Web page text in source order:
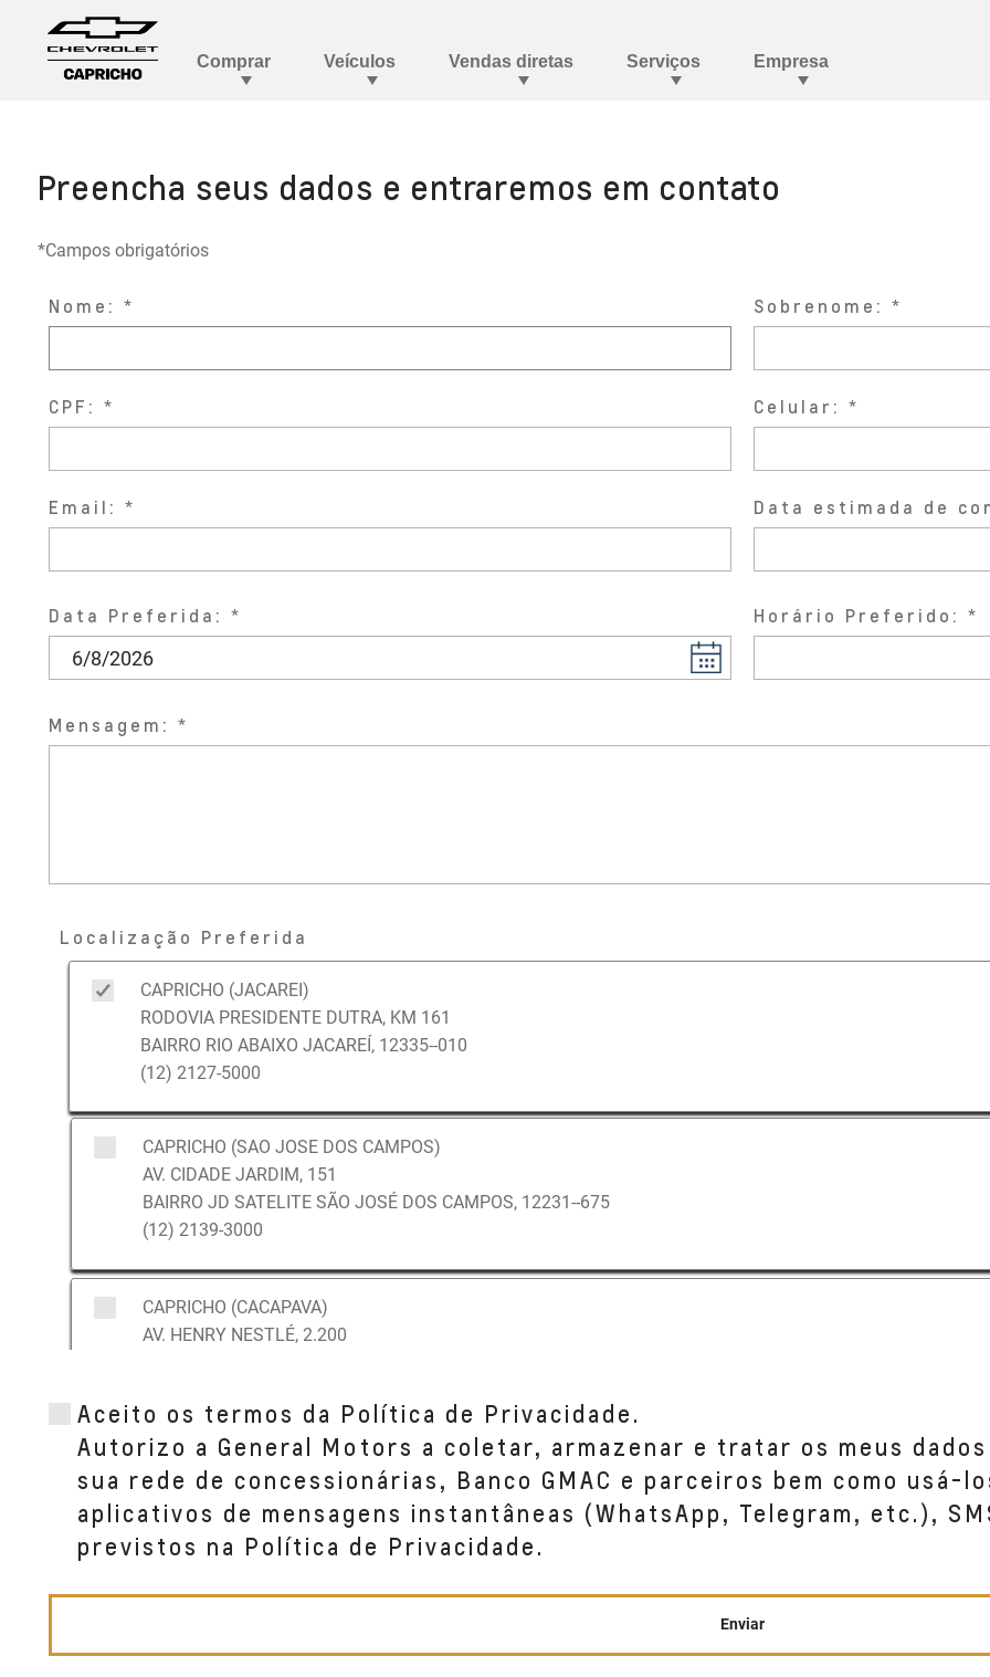
Preencha seus dados e entraremos em contato
*Campos obrigatórios
Nome: Sobrenome:
CPF: Celular:
Email: Data estimada de
Data Preferida: Horário Preferido:
Mensagem:
Localização Preferida
CAPRICHO (JACAREI)
RODOVIA PRESIDENTE DUTRA, KM 161
BAIRRO RIO ABAIXO JACAREÍ, 12335--010
(12) 2127-5000
CAPRICHO (SAO JOSE DOS CAMPOS)
AV. CIDADE JARDIM, 151
BAIRRO JD SATELITE SÃO JOSÉ DOS CAMPOS, 12231--675
(12) 2139-3000
CAPRICHO (CACAPAVA)
AV. HENRY NESTLÉ, 2.200
Aceito os termos da Política de Privacidade.
Autorizo a General Motors a coletar, armazenar e tratar os meus
sua rede de concessionárias, Banco GMAC e parceiros bem como usá-
aplicativos de mensagens instantâneas (WhatsApp, Telegram, etc.),
previstos na Política de Privacidade.
Enviar